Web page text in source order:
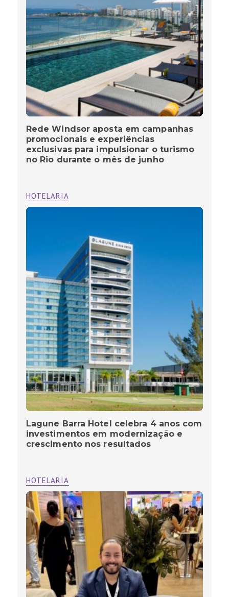
Rede Windsor aposta em campanhas
promocionais e experiências
exclusivas para impulsionar o turismo
no Rio durante o mês de junho
HOTELARIA
Lagune Barra Hotel celebra 4 anos com
investimentos em modernização e
crescimento nos resultados
HOTELARIA